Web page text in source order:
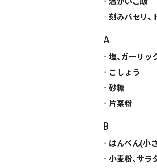
刻みパセリ、
A
塩、ガーリッ
こしょう
砂糖
片栗粉
B
はんぺん(小
小麦粉、サラ